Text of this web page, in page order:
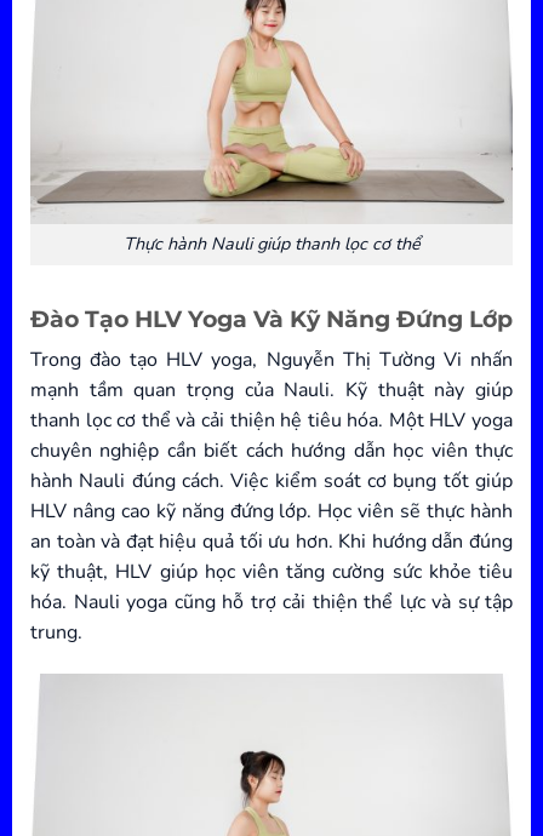
Thực hành Nauli giúp thanh lọc cơ thể
Đào Tạo HLV Yoga Và Kỹ Năng Đứng Lớp
Trong đào tạo HLV yoga, Nguyễn Thị Tường Vi nhấn
mạnh tầm quan trọng của Nauli. Kỹ thuật này giúp
thanh lọc cơ thể và cải thiện hệ tiêu hóa. Một HLV yoga
chuyên nghiệp cần biết cách hướng dẫn học viên thực
hành Nauli đúng cách. Việc kiểm soát cơ bụng tốt giúp
HLV nâng cao kỹ năng đứng lớp. Học viên sẽ thực hành
an toàn và đạt hiệu quả tối ưu hơn. Khi hướng dẫn đúng
kỹ thuật, HLV giúp học viên tăng cường sức khỏe tiêu
hóa. Nauli yoga cũng hỗ trợ cải thiện thể lực và sự tập
trung.